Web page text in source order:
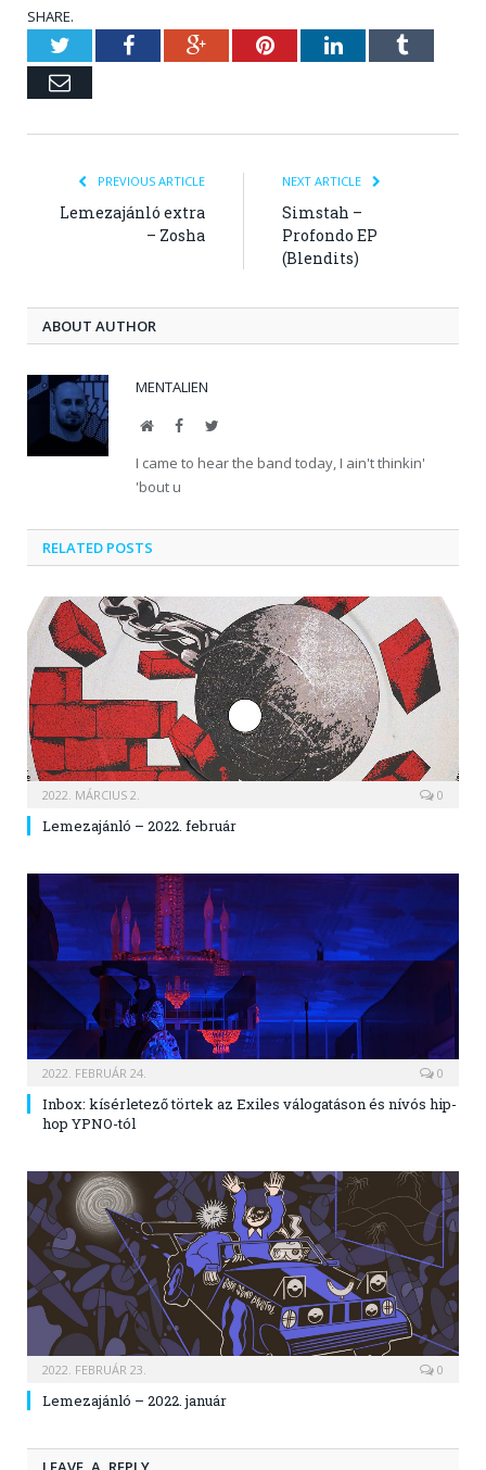
SHARE.
TwitterFacebookGoogle+PinterestLinkedInTumblr
Email
PREVIOUS ARTICLE
Lemezajánló extra
– Zosha
NEXT ARTICLE
Simstah –
Profondo EP
(Blendits)
ABOUT AUTHOR
MENTALIEN
WebsiteFacebookTwitter
I came to hear the band today, I ain't thinkin'
'bout u
RELATED POSTS
2022. MÁRCIUS 2. 0
Lemezajánló – 2022. február
2022. FEBRUÁR 24. 0
Inbox: kísérletező törtek az Exiles válogatáson és nívós hip-
hop YPNO-tól
2022. FEBRUÁR 23. 0
Lemezajánló – 2022. január